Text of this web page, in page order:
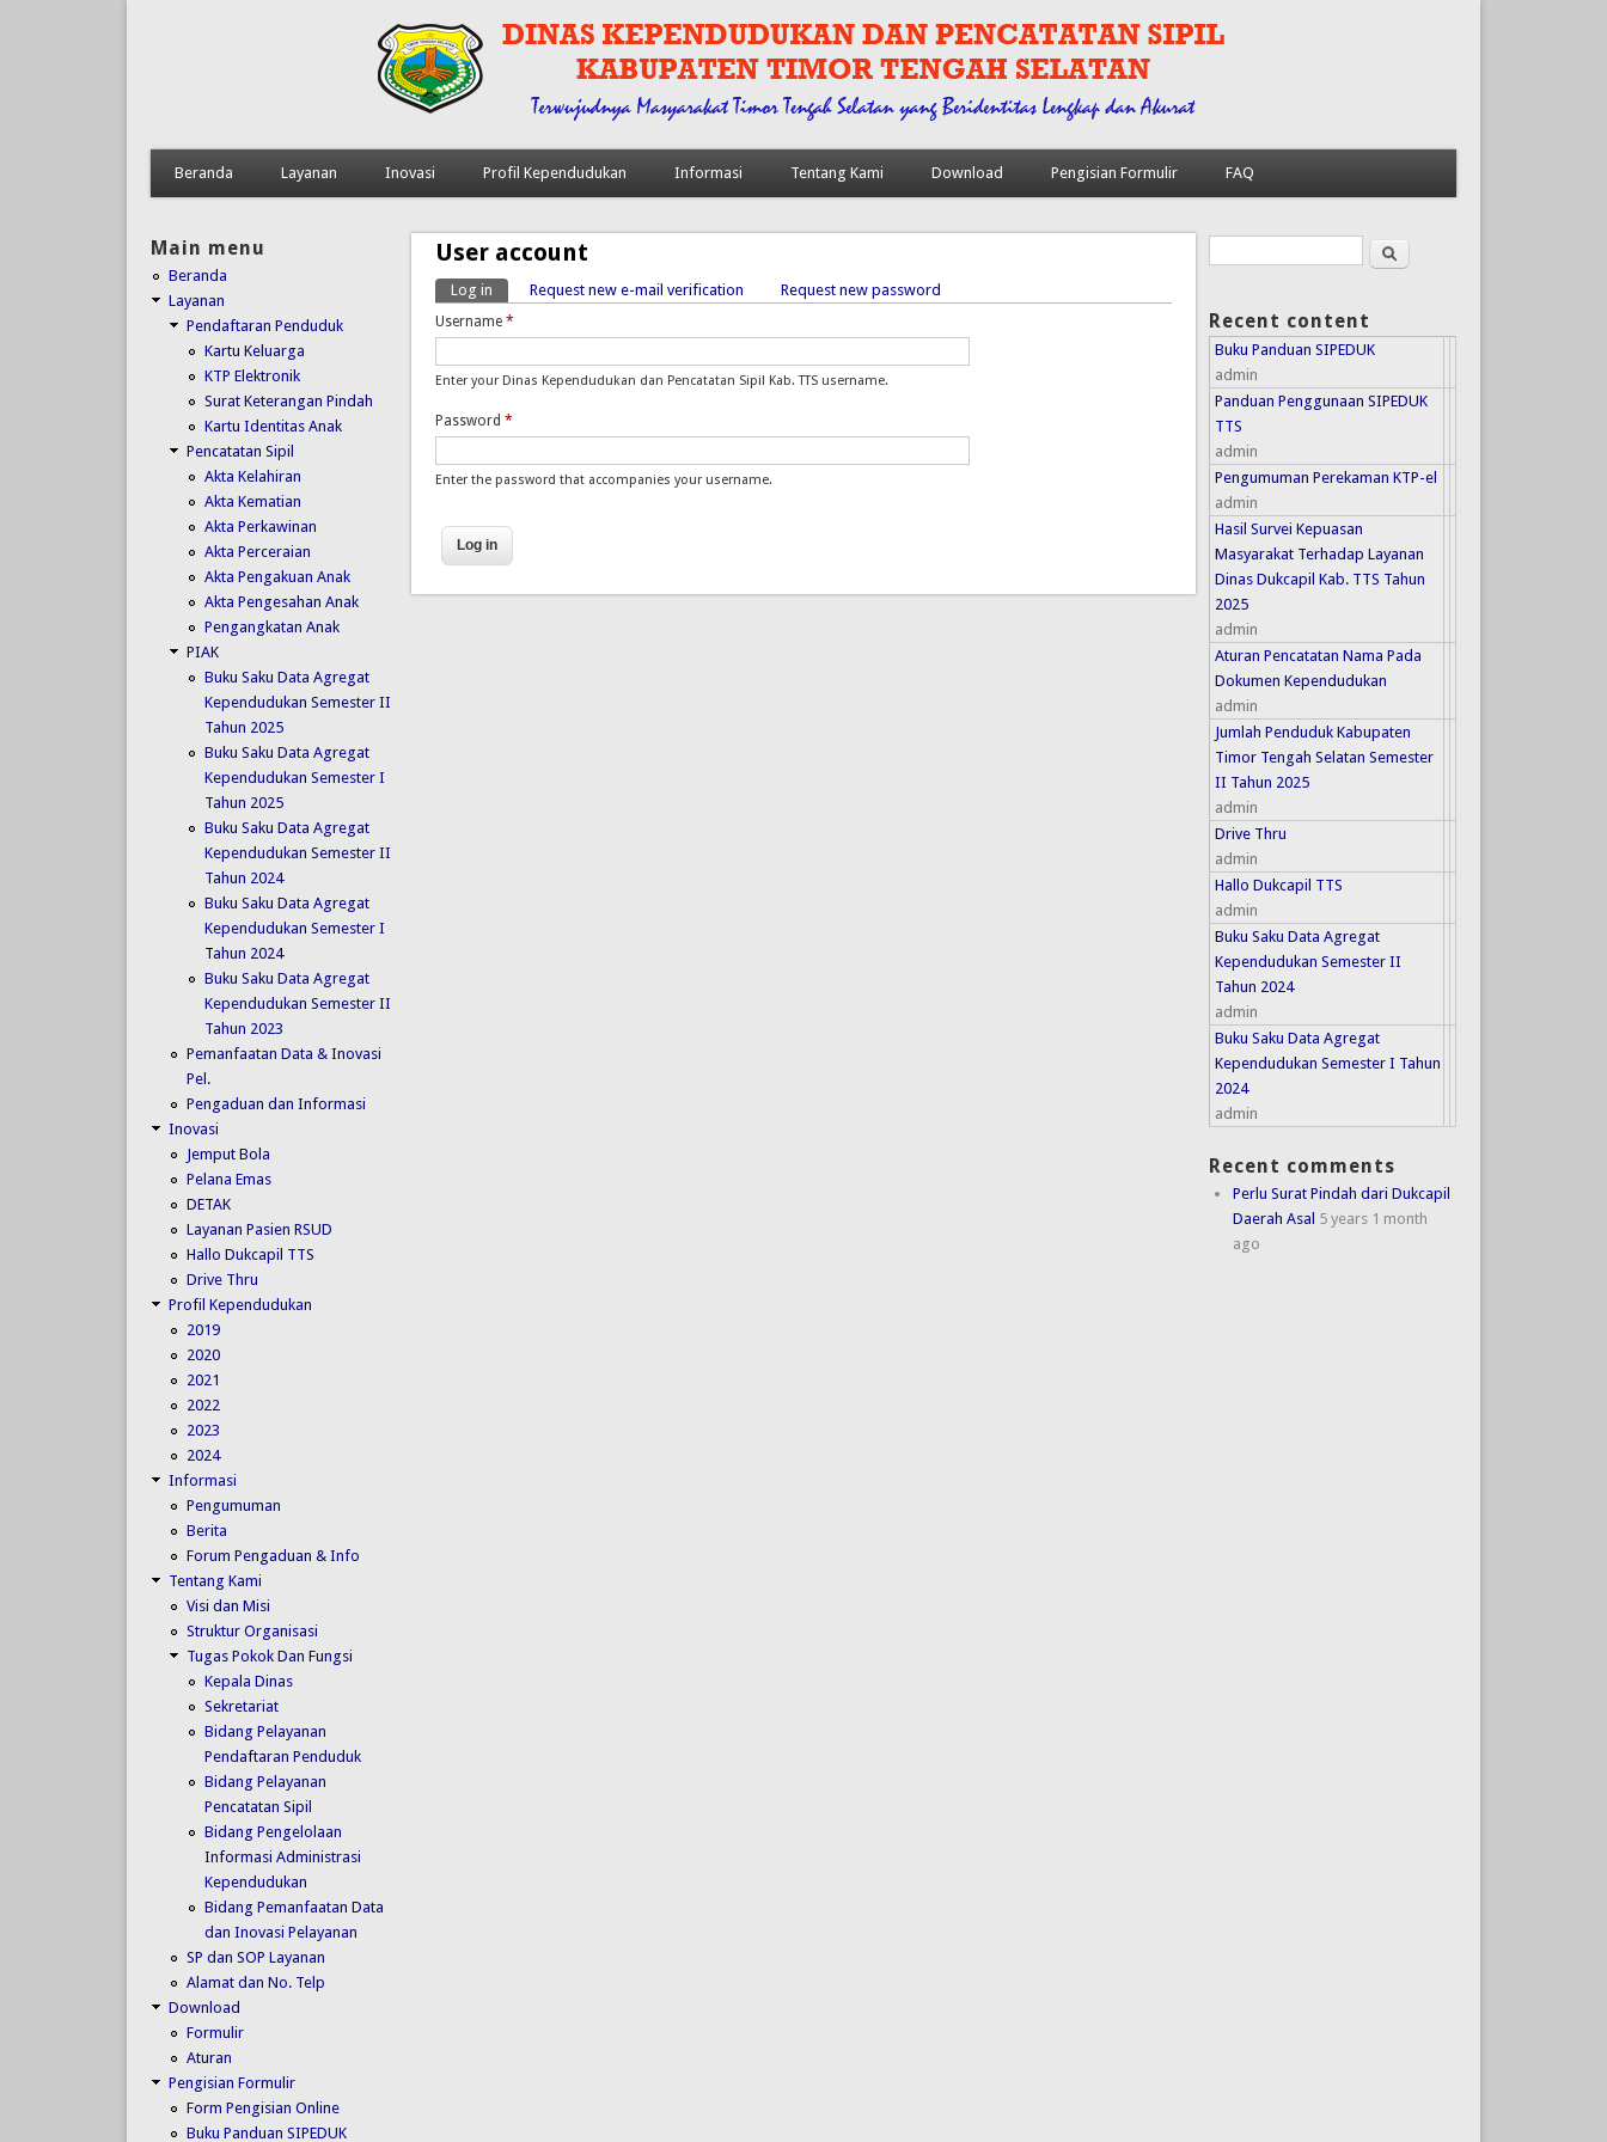
Beranda Layanan Inovasi Profil Kependudukan Informasi Tentang Kami Download Pengisian Formulir FAQ
User account
Primary tabs
Log in (active tab)
Request new e-mail verification Request new password
Username*
Enter your Dinas Kependudukan dan Pencatatan Sipil Kab. TTS username.
Password*
Enter the password that accompanies your username.
Main menu
Beranda
Layanan
Pendaftaran Penduduk
Kartu Keluarga
KTP Elektronik
Surat Keterangan Pindah
Kartu Identitas Anak
Pencatatan Sipil
Akta Kelahiran
Akta Kematian
Akta Perkawinan
Akta Perceraian
Akta Pengakuan Anak
Akta Pengesahan Anak
Pengangkatan Anak
PIAK
Buku Saku Data Agregat
Kependudukan Semester II
Tahun 2025
Buku Saku Data Agregat
Kependudukan Semester I
Tahun 2025
Buku Saku Data Agregat
Kependudukan Semester II
Tahun 2024
Buku Saku Data Agregat
Kependudukan Semester I
Tahun 2024
Buku Saku Data Agregat
Kependudukan Semester II
Tahun 2023
Pemanfaatan Data & Inovasi
Pel.
Pengaduan dan Informasi
Inovasi
Jemput Bola
Pelana Emas
DETAK
Layanan Pasien RSUD
Hallo Dukcapil TTS
Drive Thru
Profil Kependudukan
2019
2020
2021
2022
2023
2024
Informasi
Pengumuman
Berita
Forum Pengaduan & Info
Tentang Kami
Visi dan Misi
Struktur Organisasi
Tugas Pokok Dan Fungsi
Kepala Dinas
Sekretariat
Bidang Pelayanan
Pendaftaran Penduduk
Bidang Pelayanan
Pencatatan Sipil
Bidang Pengelolaan
Informasi Administrasi
Kependudukan
Bidang Pemanfaatan Data
dan Inovasi Pelayanan
SP dan SOP Layanan
Alamat dan No. Telp
Download
Formulir
Aturan
Pengisian Formulir
Form Pengisian Online
Buku Panduan SIPEDUK
Search formSearch
Recent content
Buku Panduan SIPEDUK
admin
Panduan Penggunaan SIPEDUK
TTS
admin
Pengumuman Perekaman KTP-el
admin
Hasil Survei Kepuasan
Masyarakat Terhadap Layanan
Dinas Dukcapil Kab. TTS Tahun
2025
admin
Aturan Pencatatan Nama Pada
Dokumen Kependudukan
admin
Jumlah Penduduk Kabupaten
Timor Tengah Selatan Semester
II Tahun 2025
admin
Drive Thru
admin
Hallo Dukcapil TTS
admin
Buku Saku Data Agregat
Kependudukan Semester II
Tahun 2024
admin
Buku Saku Data Agregat
Kependudukan Semester I Tahun
2024
admin
Recent comments
Perlu Surat Pindah dari Dukcapil
Daerah Asal 5 years 1 month
ago